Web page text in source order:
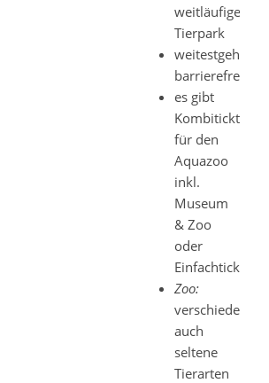
weitläufiger
Tierpark
weitestgehend
barrierefrei
es gibt
Kombiticktes
für den
Aquazoo
inkl.
Museum
& Zoo
oder
Einfachtickets
Zoo:
verschiedenste,
auch
seltene
Tierarten